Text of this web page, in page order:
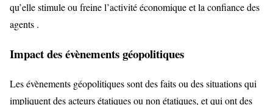
qu’elle stimule ou freine l’activité économique et la confiance des
agents .
Impact des évènements géopolitiques
Les évènements géopolitiques sont des faits ou des situations qui
impliquent des acteurs étatiques ou non étatiques, et qui ont des